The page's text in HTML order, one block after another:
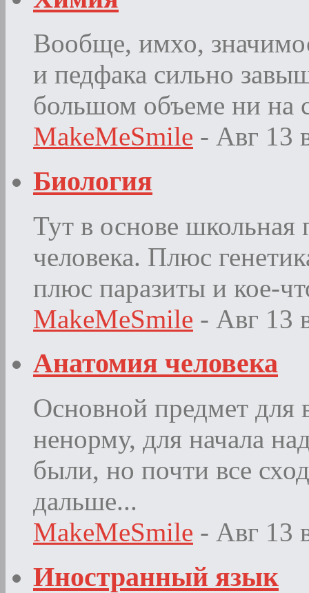
Вообще, имхо,
и педфака сильно
большом объеме ни на
MakeMeSmile - Авг 13
Биология
Тут в основе школьная
человека. Плюс
плюс паразиты и кое-
MakeMeSmile - Авг 13
Анатомия человека
Основной предмет для
ненорму, для начала
были, но почти все
дальше...
MakeMeSmile - Авг 13
Иностранный язык